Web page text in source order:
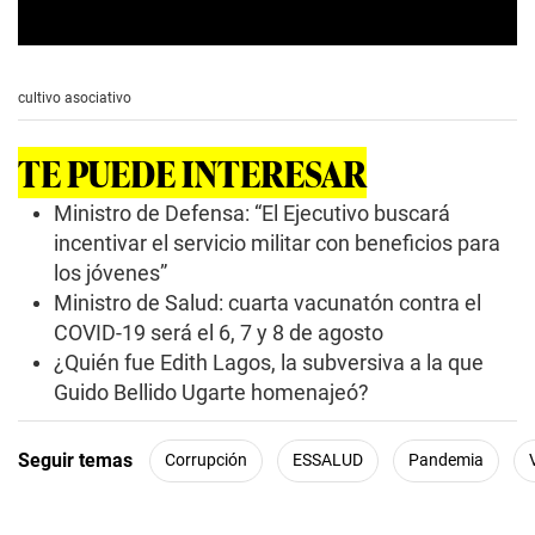
e
n
d
s
2
s
cultivo asociativo
TE PUEDE INTERESAR
Ministro de Defensa: “El Ejecutivo buscará
incentivar el servicio militar con beneficios para
los jóvenes”
Ministro de Salud: cuarta vacunatón contra el
COVID-19 será el 6, 7 y 8 de agosto
¿Quién fue Edith Lagos, la subversiva a la que
Guido Bellido Ugarte homenajeó?
Seguir temas Corrupción ESSALUD Pandemia